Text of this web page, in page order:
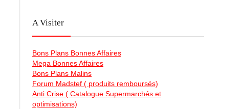
A Visiter
Bons Plans Bonnes Affaires
Mega Bonnes Affaires
Bons Plans Malins
Forum Madstef ( produits remboursés)
Anti Crise ( Catalogue Supermarchés et
optimisations)